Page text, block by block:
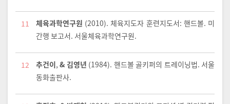
11 체육과학연구원 (2010).체육지도자 훈련지도서: 핸드볼. 미
간행 보고서. 서울체육과학연구원.
12 추건이,& 김영년 (1984). 핸드볼 골키퍼의 트레이닝법. 서울
동화출판사.